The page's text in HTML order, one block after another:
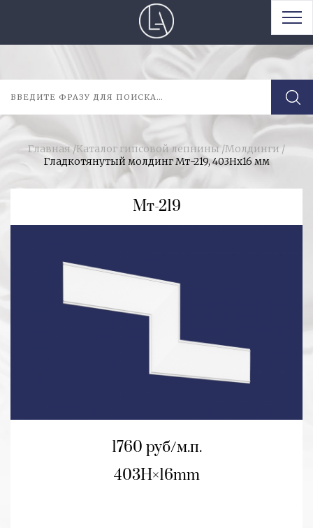
Главная /Каталог гипсовой лепнины /Молдинги /
Гладкотянутый молдинг Мт-219, 403Hx16 мм
Мт-219
1760 руб/м.п.
403H 16mm